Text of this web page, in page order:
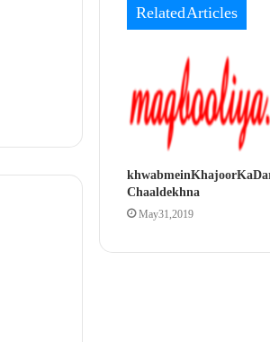
Related Articles
khwab mein Khajoor Ka
Chaal dekhna
May 31, 2019